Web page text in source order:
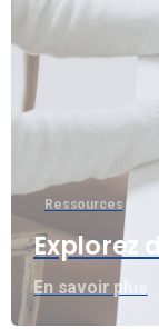
Ressources
Explorez
En savoir plus